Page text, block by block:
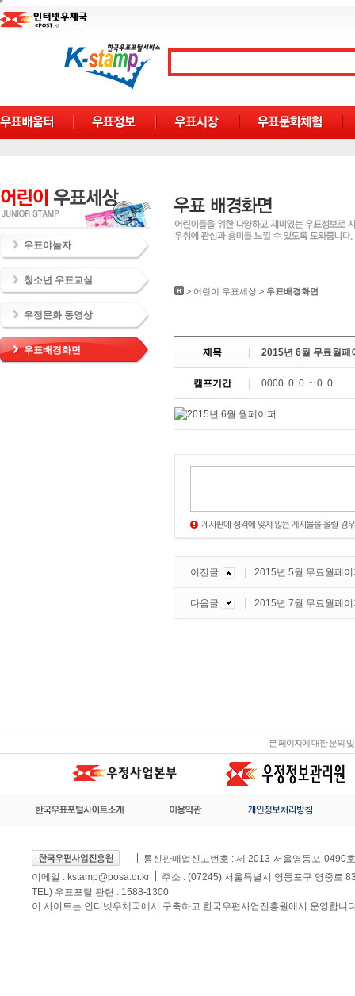
우표야놀자
청소년 우표교실
우정문화 동영상
우표배경화면
> 어린이 우표세상 > 우표배경화면
제목 2015년 6월 무료월페
캠프기간 0000. 0. 0. ~ 0. 0.
이전글 2015년 5월 무료월페
다음글 2015년 7월 무료월페
본 페이지에 대한 문의
통신판매업신고번호 : 제 2013-서울영등포-0490호
이메일 : kstamp@posa.or.kr
주소 : (07245) 서울특별시 영등포구 영중로
TEL) 우표포털 관련 : 1588-1300
이 사이트는 인터넷우체국에서 구축하고 한국우편사업진흥원에서 운영합니